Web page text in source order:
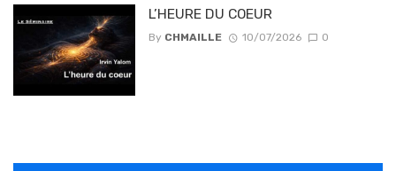
L’HEURE DU COEUR
By CHMAILLE 10/07/2026 0